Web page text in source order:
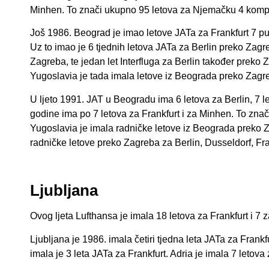
Minhen. To znači ukupno 95 letova za Njemačku 4
Još 1986. Beograd je imao letove JATa za Frankfurt 7
Uz to imao je 6 tjednih letova JATa za Berlin preko
Zagreba, te jedan let Interfluga za Berlin također preko
Yugoslavia je tada imala letove iz Beograda preko
U ljeto 1991. JAT u Beogradu ima 6 letova za Berlin, 7
godine ima po 7 letova za Frankfurt i za Minhen. To
Yugoslavia je imala radničke letove iz Beograda preko
radničke letove preko Zagreba za Berlin, Dusseldorf,
Ljubljana
Ovog ljeta Lufthansa je imala 18 letova za Frankfurt i 7
Ljubljana je 1986. imala četiri tjedna leta JATa za
imala je 3 leta JATa za Frankfurt. Adria je imala 7